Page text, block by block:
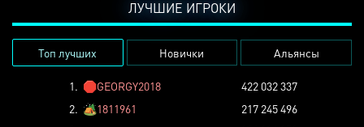
ЛУЧШИЕ ИГРОКИ
Топ лучших Новички Альянсы
1. 🛑GEORGY2018
422 032 337
2. 🏕️1811961
217 245 496